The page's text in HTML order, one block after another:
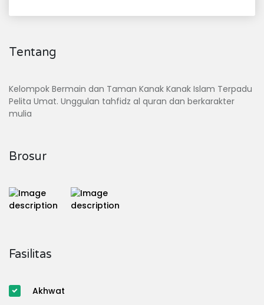
Tentang
Kelompok Bermain dan Taman Kanak Kanak Islam Terpadu
Pelita Umat. Unggulan tahfidz al quran dan berkarakter
mulia
Brosur
Fasilitas
Akhwat